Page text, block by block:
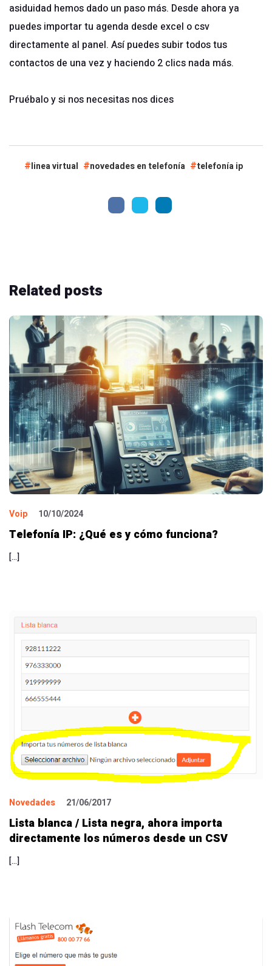
asiduidad hemos dado un paso más. Desde ahora ya
puedes importar tu agenda desde excel o csv
directamente al panel. Así puedes subir todos tus
contactos de una vez y haciendo 2 clics nada más.
Pruébalo y si nos necesitas nos dices
linea virtual novedades en telefonía telefonía ip
Related posts
Voip 10/10/2024
Telefonía IP: ¿Qué es y cómo funciona?
[…]
Novedades 21/06/2017
Lista blanca / Lista negra, ahora importa
directamente los números desde un CSV
[…]